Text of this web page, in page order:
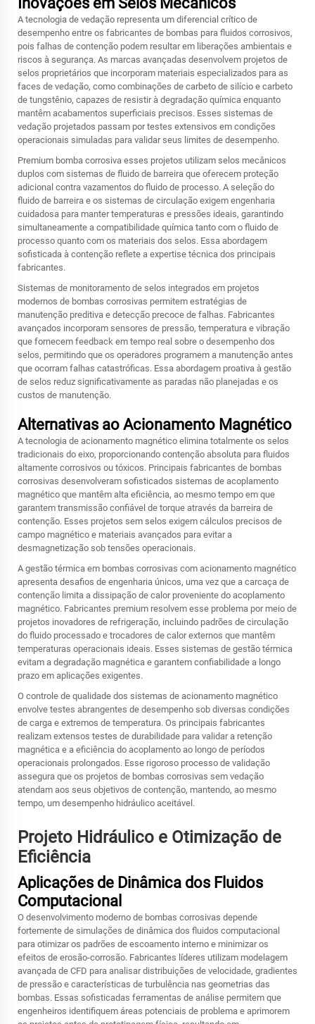
A tecnologia de vedação representa um diferencial crítico de
desempenho entre os fabricantes de bombas para fluidos corrosivos,
pois falhas de contenção podem resultar em liberações ambientais e
riscos à segurança. As marcas avançadas desenvolvem projetos de
selos proprietários que incorporam materiais especializados para as
faces de vedação, como combinações de carbeto de silício e carbeto
de tungstênio, capazes de resistir à degradação química enquanto
mantêm acabamentos superficiais precisos. Esses sistemas de
vedação projetados passam por testes extensivos em condições
operacionais simuladas para validar seus limites de desempenho.
Premium bomba corrosiva esses projetos utilizam selos mecânicos
duplos com sistemas de fluido de barreira que oferecem proteção
adicional contra vazamentos do fluido de processo. A seleção do
fluido de barreira e os sistemas de circulação exigem engenharia
cuidadosa para manter temperaturas e pressões ideais, garantindo
simultaneamente a compatibilidade química tanto com o fluido de
processo quanto com os materiais dos selos. Essa abordagem
sofisticada à contenção reflete a expertise técnica dos principais
fabricantes.
Sistemas de monitoramento de selos integrados em projetos
modernos de bombas corrosivas permitem estratégias de
manutenção preditiva e detecção precoce de falhas. Fabricantes
avançados incorporam sensores de pressão, temperatura e vibração
que fornecem feedback em tempo real sobre o desempenho dos
selos, permitindo que os operadores programem a manutenção antes
que ocorram falhas catastróficas. Essa abordagem proativa à gestão
de selos reduz significativamente as paradas não planejadas e os
custos de manutenção.
Alternativas ao Acionamento Magnético
A tecnologia de acionamento magnético elimina totalmente os selos
tradicionais do eixo, proporcionando contenção absoluta para fluidos
altamente corrosivos ou tóxicos. Principais fabricantes de bombas
corrosivas desenvolveram sofisticados sistemas de acoplamento
magnético que mantêm alta eficiência, ao mesmo tempo em que
garantem transmissão confiável de torque através da barreira de
contenção. Esses projetos sem selos exigem cálculos precisos de
campo magnético e materiais avançados para evitar a
desmagnetização sob tensões operacionais.
A gestão térmica em bombas corrosivas com acionamento magnético
apresenta desafios de engenharia únicos, uma vez que a carcaça de
contenção limita a dissipação de calor proveniente do acoplamento
magnético. Fabricantes premium resolvem esse problema por meio de
projetos inovadores de refrigeração, incluindo padrões de circulação
do fluido processado e trocadores de calor externos que mantêm
temperaturas operacionais ideais. Esses sistemas de gestão térmica
evitam a degradação magnética e garantem confiabilidade a longo
prazo em aplicações exigentes.
O controle de qualidade dos sistemas de acionamento magnético
envolve testes abrangentes de desempenho sob diversas condições
de carga e extremos de temperatura. Os principais fabricantes
realizam extensos testes de durabilidade para validar a retenção
magnética e a eficiência do acoplamento ao longo de períodos
operacionais prolongados. Esse rigoroso processo de validação
assegura que os projetos de bombas corrosivas sem vedação
atendam aos seus objetivos de contenção, mantendo, ao mesmo
tempo, um desempenho hidráulico aceitável.
Projeto Hidráulico e Otimização de
Eficiência
Aplicações de Dinâmica dos Fluidos
Computacional
O desenvolvimento moderno de bombas corrosivas depende
fortemente de simulações de dinâmica dos fluidos computacional
para otimizar os padrões de escoamento interno e minimizar os
efeitos de erosão-corrosão. Fabricantes líderes utilizam modelagem
avançada de CFD para analisar distribuições de velocidade, gradientes
de pressão e características de turbulência nas geometrias das
bombas. Essas sofisticadas ferramentas de análise permitem que
engenheiros identifiquem áreas potenciais de problema e aprimorem